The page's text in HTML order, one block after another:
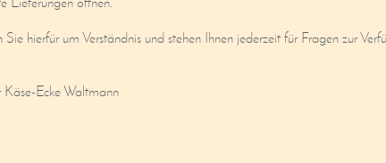
hierfür um Verständnis und stehen Ihnen jederzeit für Fragen zur
Käse-Ecke Waltmann